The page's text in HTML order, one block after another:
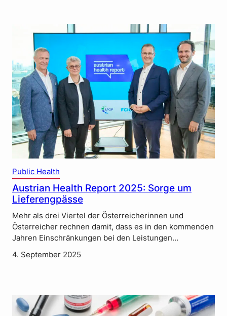
Public Health
Austrian Health Report 2025: Sorge um
Lieferengpässe
Mehr als drei Viertel der Österreicherinnen und
Österreicher rechnen damit, dass es in den kommenden
Jahren Einschränkungen bei den Leistungen…
4. September 2025